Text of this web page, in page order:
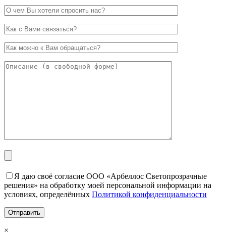
Я даю своё согласие ООО «Арбеллос Светопрозрачные
решения» на обработку моей персональной информации на
условиях, определённых Политикой конфиденциальности
×